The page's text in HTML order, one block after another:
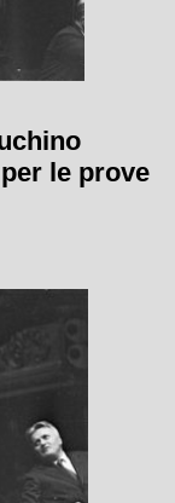
le prove